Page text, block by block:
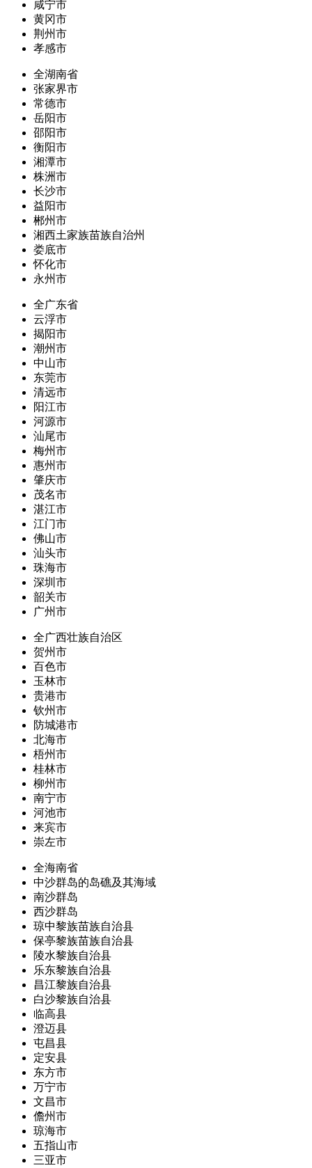
咸宁市
黄冈市
荆州市
孝感市
全湖南省
张家界市
常德市
岳阳市
邵阳市
衡阳市
湘潭市
株洲市
长沙市
益阳市
郴州市
湘西土家族苗族自治州
娄底市
怀化市
永州市
全广东省
云浮市
揭阳市
潮州市
中山市
东莞市
清远市
阳江市
河源市
汕尾市
梅州市
惠州市
肇庆市
茂名市
湛江市
江门市
佛山市
汕头市
珠海市
深圳市
韶关市
广州市
全广西壮族自治区
贺州市
百色市
玉林市
贵港市
钦州市
防城港市
北海市
梧州市
桂林市
柳州市
南宁市
河池市
来宾市
崇左市
全海南省
中沙群岛的岛礁及其海域
南沙群岛
西沙群岛
琼中黎族苗族自治县
保亭黎族苗族自治县
陵水黎族自治县
乐东黎族自治县
昌江黎族自治县
白沙黎族自治县
临高县
澄迈县
屯昌县
定安县
东方市
万宁市
文昌市
儋州市
琼海市
五指山市
三亚市